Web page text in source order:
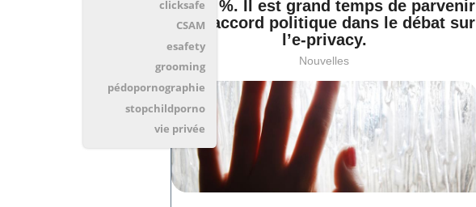
de 46 %. Il est grand temps de parvenir
à un accord politique dans le débat sur
l’e-privacy.
Nouvelles
clicksafe
CSAM
esafety
grooming
pédopornographie
stopchildporno
vie privée